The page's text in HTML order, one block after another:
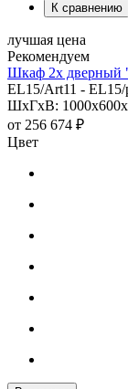
К сравнению
лучшая цена
Рекомендуем
Шкаф 2х дверный
EL15/Art11 - EL15/
ШхГхВ:
от 256 674 ₽
Цвет